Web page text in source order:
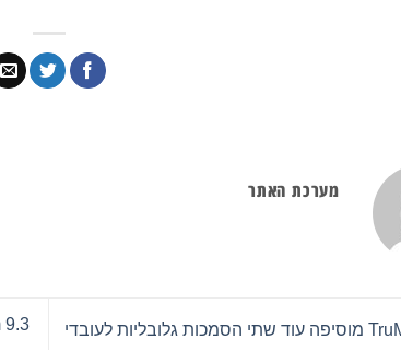
מערכת האתר
TruMerit מוסיפה עוד שתי הסמכות גלובליות לעובדי